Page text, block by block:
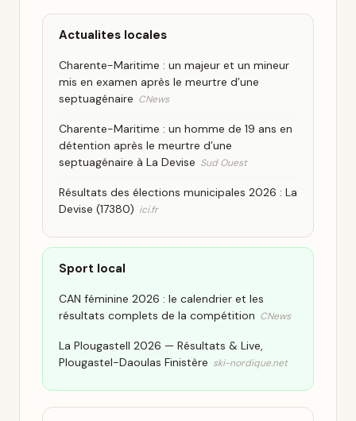
Actualites locales
Charente-Maritime : un majeur et un mineur
mis en examen après le meurtre d’une
septuagénaire CNews
Charente-Maritime : un homme de 19 ans en
détention après le meurtre d’une
septuagénaire à La Devise Sud Ouest
Résultats des élections municipales 2026 : La
Devise (17380) ici.fr
Sport local
CAN féminine 2026 : le calendrier et les
résultats complets de la compétition CNews
La Plougastell 2026 — Résultats & Live,
Plougastel-Daoulas Finistère ski-nordique.net